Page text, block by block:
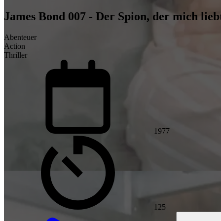
James Bond 007 - Der Spion, der mich
Abenteuer
Action
Thriller
1977
125